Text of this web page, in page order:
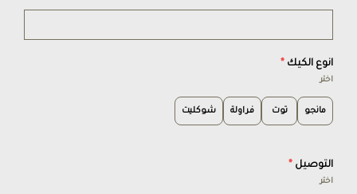
انوع الكيك *
اختر
مانجو توت فراولة شوكليت
التوصيل *
اختر